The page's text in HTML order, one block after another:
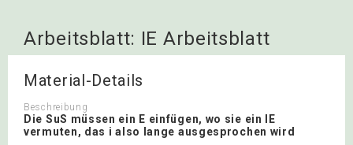
Arbeitsblatt: IE Arbeitsblatt
Material-Details
Beschreibung
Die SuS müssen ein E einfügen, wo sie ein IE
vermuten, das i also lange ausgesprochen wird